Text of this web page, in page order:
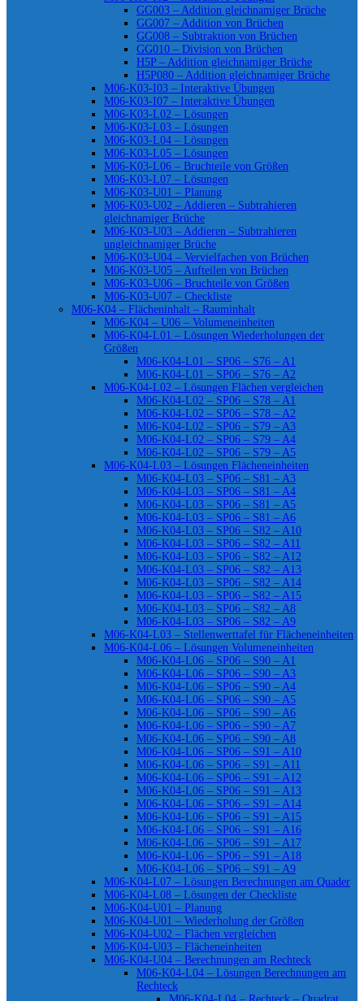
GG003 – Addition gleichnamiger Brüche
GG007 – Addition von Brüchen
GG008 – Subtraktion von Brüchen
GG010 – Division von Brüchen
H5P – Addition gleichnamiger Brüche
H5P080 – Addition gleichnamiger Brüche
M06-K03-I03 – Interaktive Übungen
M06-K03-I07 – Interaktive Übungen
M06-K03-L02 – Lösungen
M06-K03-L03 – Lösungen
M06-K03-L04 – Lösungen
M06-K03-L05 – Lösungen
M06-K03-L06 – Bruchteile von Größen
M06-K03-L07 – Lösungen
M06-K03-U01 – Planung
M06-K03-U02 – Addieren – Subtrahieren
gleichnamiger Brüche
M06-K03-U03 – Addieren – Subtrahieren
ungleichnamiger Brüche
M06-K03-U04 – Vervielfachen von Brüchen
M06-K03-U05 – Aufteilen von Brüchen
M06-K03-U06 – Bruchteile von Größen
M06-K03-U07 – Checkliste
M06-K04 – Flächeninhalt – Rauminhalt
M06-K04 – U06 – Volumeneinheiten
M06-K04-L01 – Lösungen Wiederholungen der
Größen
M06-K04-L01 – SP06 – S76 – A1
M06-K04-L01 – SP06 – S76 – A2
M06-K04-L02 – Lösungen Flächen vergleichen
M06-K04-L02 – SP06 – S78 – A1
M06-K04-L02 – SP06 – S78 – A2
M06-K04-L02 – SP06 – S79 – A3
M06-K04-L02 – SP06 – S79 – A4
M06-K04-L02 – SP06 – S79 – A5
M06-K04-L03 – Lösungen Flächeneinheiten
M06-K04-L03 – SP06 – S81 – A3
M06-K04-L03 – SP06 – S81 – A4
M06-K04-L03 – SP06 – S81 – A5
M06-K04-L03 – SP06 – S81 – A6
M06-K04-L03 – SP06 – S82 – A10
M06-K04-L03 – SP06 – S82 – A11
M06-K04-L03 – SP06 – S82 – A12
M06-K04-L03 – SP06 – S82 – A13
M06-K04-L03 – SP06 – S82 – A14
M06-K04-L03 – SP06 – S82 – A15
M06-K04-L03 – SP06 – S82 – A8
M06-K04-L03 – SP06 – S82 – A9
M06-K04-L03 – Stellenwerttafel für Flächeneinheiten
M06-K04-L06 – Lösungen Volumeneinheiten
M06-K04-L06 – SP06 – S90 – A1
M06-K04-L06 – SP06 – S90 – A3
M06-K04-L06 – SP06 – S90 – A4
M06-K04-L06 – SP06 – S90 – A5
M06-K04-L06 – SP06 – S90 – A6
M06-K04-L06 – SP06 – S90 – A7
M06-K04-L06 – SP06 – S90 – A8
M06-K04-L06 – SP06 – S91 – A10
M06-K04-L06 – SP06 – S91 – A11
M06-K04-L06 – SP06 – S91 – A12
M06-K04-L06 – SP06 – S91 – A13
M06-K04-L06 – SP06 – S91 – A14
M06-K04-L06 – SP06 – S91 – A15
M06-K04-L06 – SP06 – S91 – A16
M06-K04-L06 – SP06 – S91 – A17
M06-K04-L06 – SP06 – S91 – A18
M06-K04-L06 – SP06 – S91 – A9
M06-K04-L07 – Lösungen Berechnungen am Quader
M06-K04-L08 – Lösungen der Checkliste
M06-K04-U01 – Planung
M06-K04-U01 – Wiederholung der Größen
M06-K04-U02 – Flächen vergleichen
M06-K04-U03 – Flächeneinheiten
M06-K04-U04 – Berechnungen am Rechteck
M06-K04-L04 – Lösungen Berechnungen am
Rechteck